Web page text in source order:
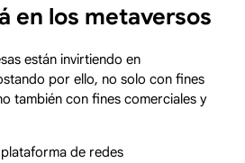
en los metaversos
están invirtiendo en
por ello, no solo con fines
también con fines comerciales y
de redes